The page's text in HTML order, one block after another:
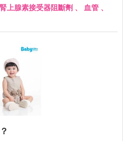
上腺素接受器阻斷劑 、 血管 、